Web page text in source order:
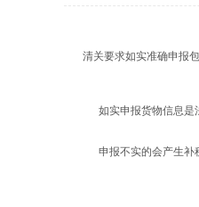
清关要求如实准确申报
如实申报货物信息是
申报不实的会产生补